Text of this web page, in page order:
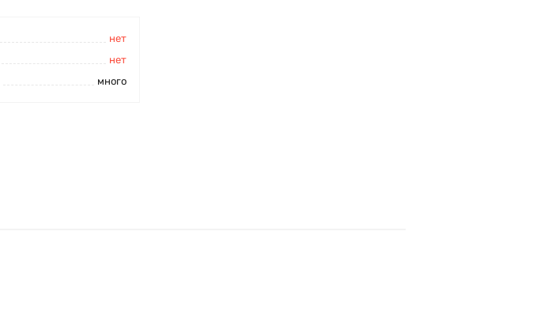
нет
нет
много